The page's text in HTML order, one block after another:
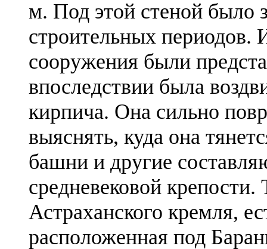
м. Под этой стеной было
строительных периодов.
сооружения были
впоследствии была
кирпича. Она сильно
выяснять, куда она
башни и другие
средневековой
Астраханского кремля,
расположенная под